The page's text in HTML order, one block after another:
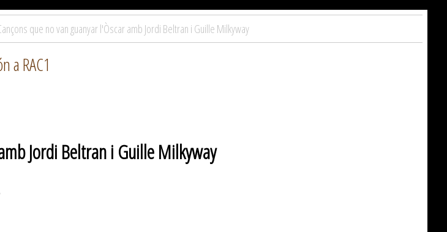
que no van guanyar l'Òscar amb Jordi Beltran i Guille Milkyway
a RAC1
Jordi Beltran i Guille Milkyway